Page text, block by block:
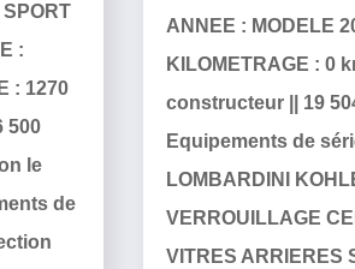
:
: 1270
500
le
de
ANNEE : MODELE
KILOMETRAGE : 0
constructeur || 19
Equipements de
LOMBARDINI
VERROUILLAGE
VITRES ARRIERES